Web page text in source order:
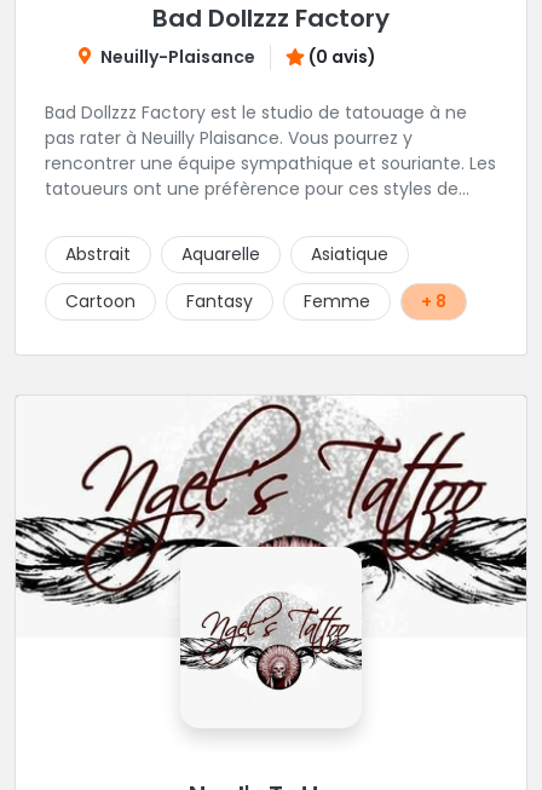
Bad Dollzzz Factory
Neuilly-Plaisance (0 avis)
Bad Dollzzz Factory est le studio de tatouage à ne
pas rater à Neuilly Plaisance. Vous pourrez y
rencontrer une équipe sympathique et souriante. Les
tatoueurs ont une préfèrence pour ces styles de
culture et traits fins. Foncez !
Abstrait Aquarelle
Asiatique
Cartoon
Fantasy Femme + 8